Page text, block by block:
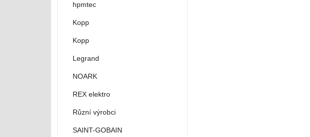
hpmtec
Kopp
Kopp
Legrand
NOARK
REX elektro
Různí výrobci
SAINT-GOBAIN